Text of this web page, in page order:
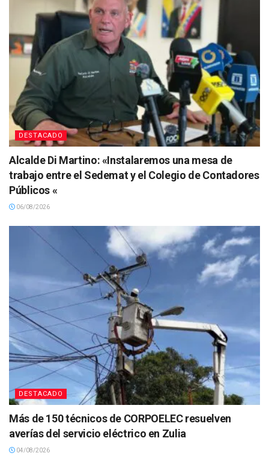
DESTACADO
Alcalde Di Martino: «Instalaremos una mesa de
trabajo entre el Sedemat y el Colegio de Contadores
Públicos «
06/08/2026
DESTACADO
Más de 150 técnicos de CORPOELEC resuelven
averías del servicio eléctrico en Zulia
04/08/2026